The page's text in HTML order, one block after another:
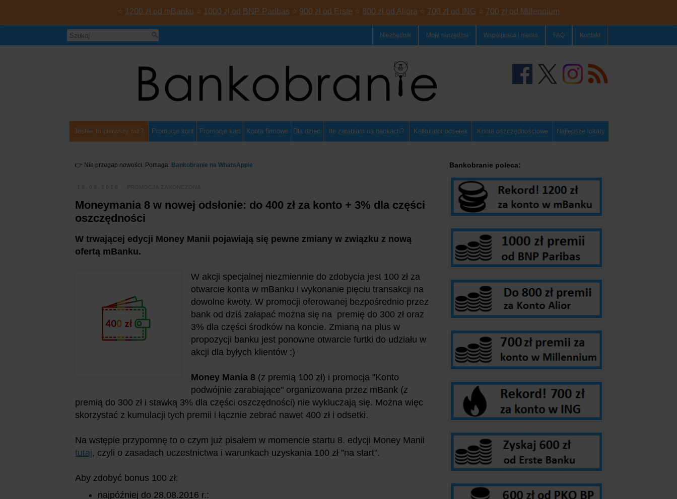
⭐ 1200 zł od mBanku ⭐ 1000 zł od BNP Paribas ⭐ 900 zł od Erste ⭐ 800 zł od Aliora ⭐ 700 zł od ING ⭐ 700 zł od Millennium
Niezbędnik Moje narzędzia Współpraca i media FAQ Kontakt
Jesteś tu pierwszy raz? Promocje kont Promocje kart Konta firmowe Dla dzieci Ile zarabiam na bankach? Kalkulator odsetek Konta oszczędnościowe Najlepsze lokaty
👉 Nie przegap nowości. Pomaga: Bankobranie na WhatsAppie
Moneymania 8 w nowej odsłonie: do 400 zł za konto + 3% dla części
oszczędności
W trwającej edycji Money Manii pojawiają się pewne zmiany w związku z nową
ofertą mBanku.
W akcji specjalnej niezmiennie do zdobycia jest 100 zł za
otwarcie konta w mBanku i wykonanie pięciu transakcji na
dowolne kwoty. W promocji oferowanej bezpośrednio przez
bank od dziś załapać można się na premię do 300 zł oraz
3% dla części środków na koncie. Zmianą na plus w
propozycji banku jest ponowne otwarcie furtki do udziału w
akcji dla byłych klientów :)
Money Mania 8 (z premią 100 zł) i promocja "Konto
podwójnie zarabiające" organizowana przez mBank (z
premią do 300 zł i stawką 3% dla części oszczędności) nie wykluczają się. Można więc
skorzystać z kumulacji tych premii i łącznie zebrać nawet 400 zł i odsetki.
Na wstępie przypomnę to o czym już pisałem w momencie startu 8. edycji Money Manii
tutaj, czyli o zasadach uczestnictwa i warunkach uzyskania 100 zł "na start".
Aby zdobyć bonus 100 zł:
najpóźniej do 28.08.2016 r.:
Bankobranie poleca: